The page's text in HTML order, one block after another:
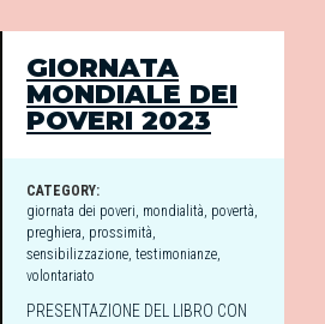
GIORNATA
MONDIALE DEI
POVERI 2023
CATEGORY:
giornata dei poveri, mondialità, povertà,
preghiera, prossimità,
sensibilizzazione, testimonianze,
volontariato
PRESENTAZIONE DEL LIBRO CON